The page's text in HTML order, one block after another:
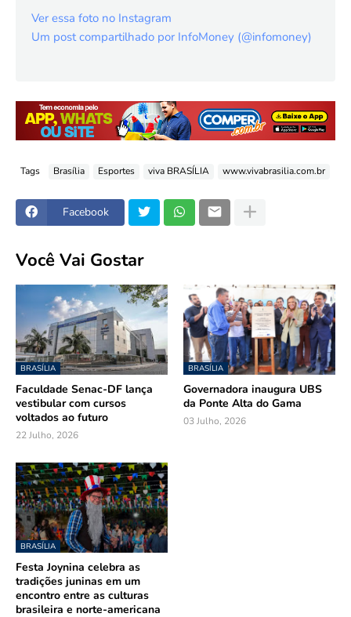
Ver essa foto no Instagram
Um post compartilhado por InfoMoney (@infomoney)
Tags Brasília Esportes viva BRASÍLIA www.vivabrasilia.com.br
Facebook
Você Vai Gostar
BRASÍLIA
Faculdade Senac-DF lança
vestibular com cursos
voltados ao futuro
22 Julho, 2026
BRASÍLIA
Governadora inaugura UBS
da Ponte Alta do Gama
03 Julho, 2026
BRASÍLIA
Festa Joynina celebra as
tradições juninas em um
encontro entre as culturas
brasileira e norte-americana